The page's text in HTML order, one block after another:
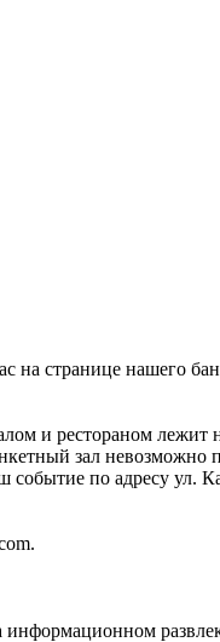
странице нашего
и рестораном лежит
зал невозможно
событие по адресу ул.